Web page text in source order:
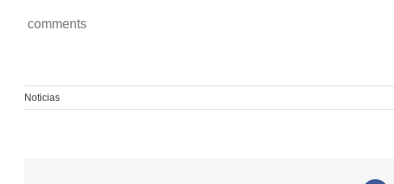
comments
Noticias